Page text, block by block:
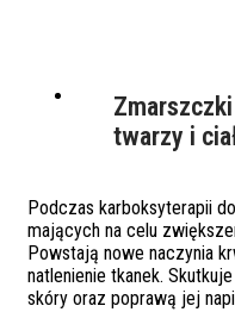
twarzy i
Podczas karboksyterapii
mających na celu
Powstają nowe naczynia
natlenienie tkanek.
skóry oraz poprawą jej